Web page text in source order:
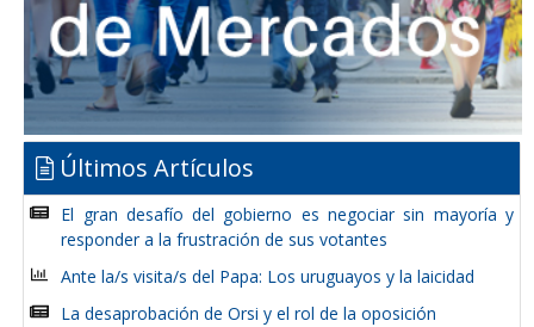
Últimos Artículos
El gran desafío del gobierno es negociar sin mayoría y
responder a la frustración de sus votantes
Ante la/s visita/s del Papa: Los uruguayos y la laicidad
La desaprobación de Orsi y el rol de la oposición